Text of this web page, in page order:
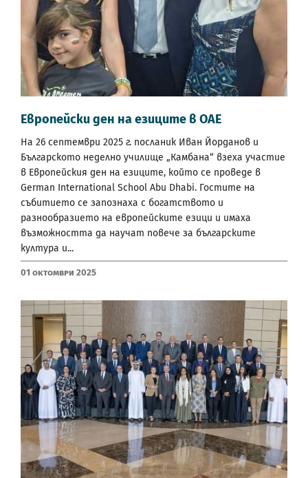
Европейски ден на езиците в ОАЕ
На 26 септември 2025 г. посланик Иван Йорданов и
Българското неделно училище „Камбана“ взеха участие
в Европейския ден на езиците, който се проведе в
German International School Abu Dhabi. Гостите на
събитието се запознаха с богатството и
разнообразието на европейските езици и имаха
възможността да научат повече за българските
култура и...
01 Октомври 2025